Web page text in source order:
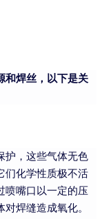
和焊丝，以下是关
护，这些气体无色
们化学性质极不活
喷嘴口以一定的压
焊缝造成氧化。